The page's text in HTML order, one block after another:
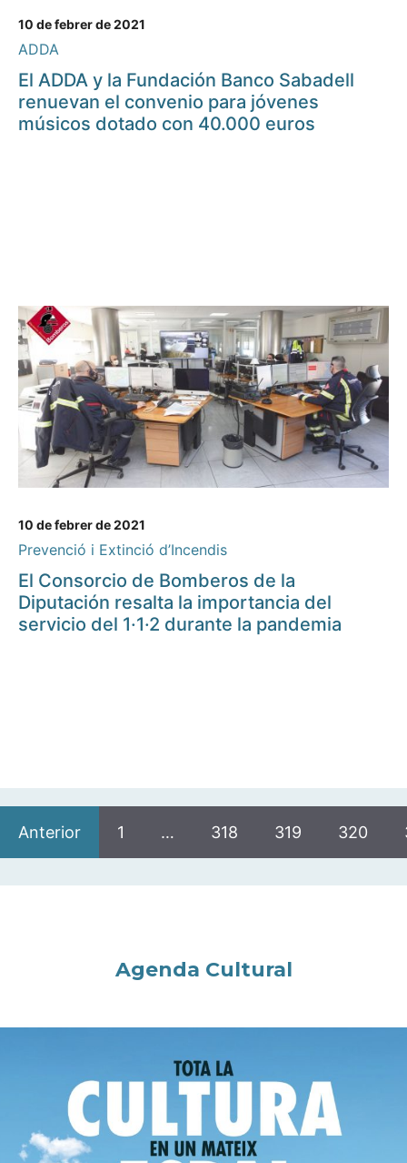
10 de febrer de 2021
ADDA
El ADDA y la Fundación Banco Sabadell
renuevan el convenio para jóvenes
músicos dotado con 40.000 euros
10 de febrer de 2021
Prevenció i Extinció d’Incendis
El Consorcio de Bomberos de la
Diputación resalta la importancia del
servicio del 1·1·2 durante la pandemia
Anterior 1 … 318 319 320
Agenda Cultural